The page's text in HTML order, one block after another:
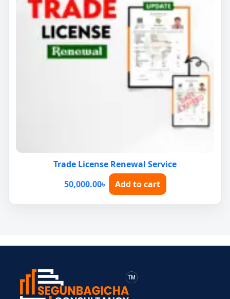
Trade License Renewal Service
50,000.00৳ Add to cart